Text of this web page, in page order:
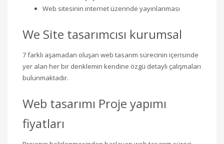
Web sitesinin internet üzerinde yayınlanması
We Site tasarımcısı kurumsal
7 farklı aşamadan oluşan web tasarım sürecinin içerisinde
yer alan her bir denklemin kendine özgü detaylı çalışmaları
bulunmaktadır.
Web tasarımı Proje yapımı
fiyatları